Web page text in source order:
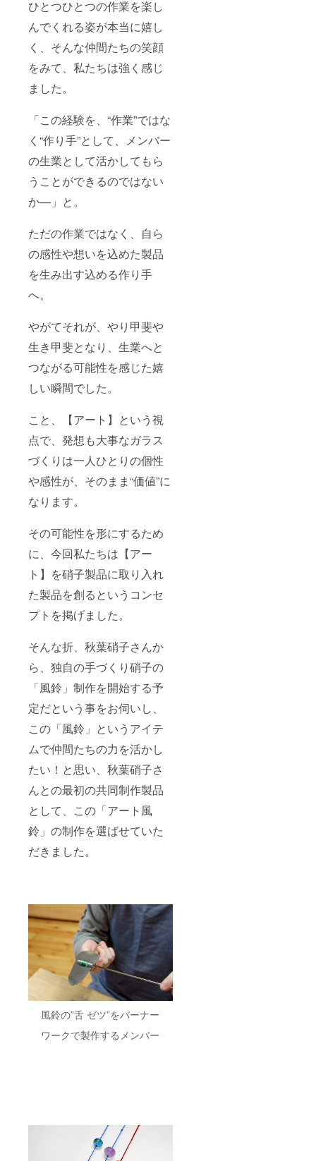
ひとつひとつの作業を楽し
んでくれる姿が本当に嬉し
く、そんな仲間たちの笑顔
をみて、私たちは強く感じ
ました。
「この経験を、“作業”ではな
く“作り手”として、メンバー
の生業として活かしてもら
うことができるのではない
か—」と。
ただの作業ではなく、自ら
の感性や想いを込めた製品
を生み出す込める作り手
へ。
やがてそれが、やり甲斐や
生き甲斐となり、生業へと
つながる可能性を感じた嬉
しい瞬間でした。
こと、【アート】という視
点で、発想も大事なガラス
づくりは一人ひとりの個性
や感性が、そのまま“価値”に
なります。
その可能性を形にするため
に、今回私たちは【アー
ト】を硝子製品に取り入れ
た製品を創るというコンセ
プトを掲げました。
そんな折、秋葉硝子さんか
ら、独自の手づくり硝子の
「風鈴」制作を開始する予
定だという事をお伺いし、
この「風鈴」というアイテ
ムで仲間たちの力を活かし
たい！と思い、秋葉硝子さ
んとの最初の共同制作製品
として、この「アート風
鈴」の制作を選ばせていた
だきました。
風鈴の”舌 ゼツ”をバーナー
ワークで製作するメンバー